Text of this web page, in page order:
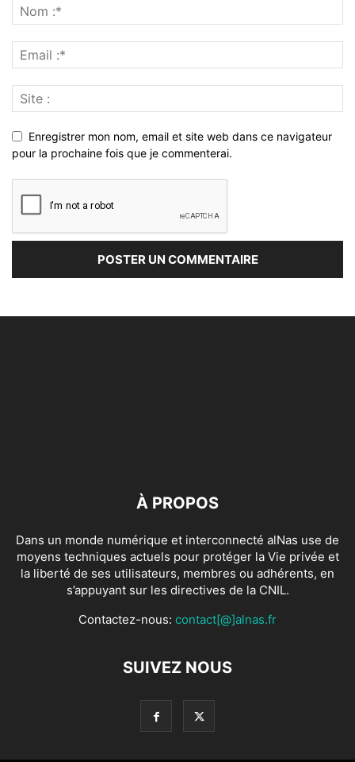
Enregistrer mon nom, email et site web dans ce navigateur
pour la prochaine fois que je commenterai.
À PROPOS
Dans un monde numérique et interconnecté alNas use de
moyens techniques actuels pour protéger la Vie privée et
la liberté de ses utilisateurs, membres ou adhérents, en
s’appuyant sur les directives de la CNIL.
Contactez-nous: contact[@]alnas.fr
SUIVEZ NOUS